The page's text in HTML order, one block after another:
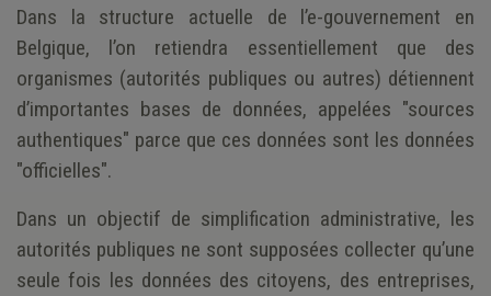
Dans la structure actuelle de l’e-gouvernement en
Belgique, l’on retiendra essentiellement que des
organismes (autorités publiques ou autres) détiennent
d’importantes bases de données, appelées "sources
authentiques" parce que ces données sont les données
"officielles".
Dans un objectif de simplification administrative, les
autorités publiques ne sont supposées collecter qu’une
seule fois les données des citoyens, des entreprises,